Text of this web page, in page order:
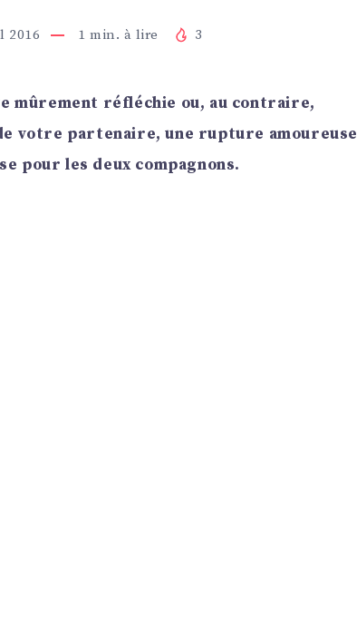
2016 1 min. à lire 3
mûrement réfléchie ou, au contraire,
votre partenaire, une rupture amoureuse
pour les deux compagnons.